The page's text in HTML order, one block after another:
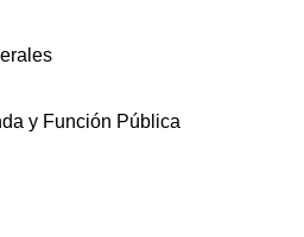
y Función Pública